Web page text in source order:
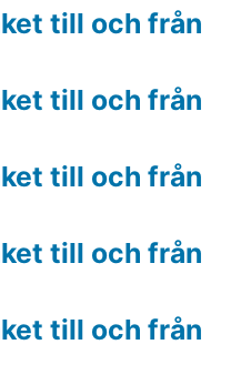
till och från
till och från
till och från
till och från
till och från